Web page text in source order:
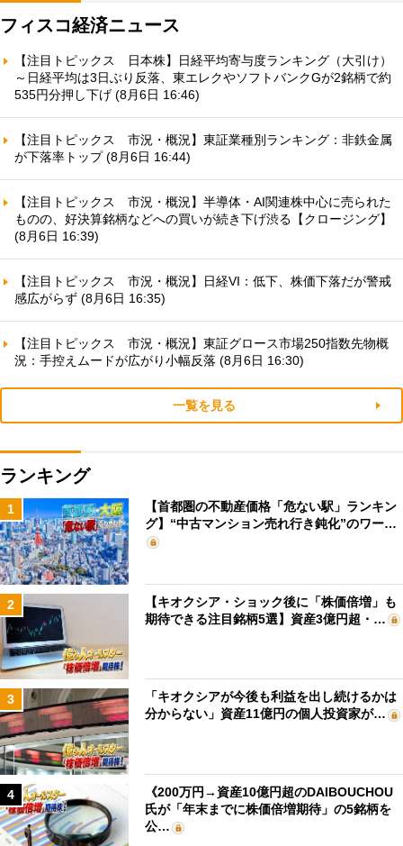
フィスコ経済ニュース
【注目トピックス 日本株】日経平均寄与度ランキング（大引け）
～日経平均は3日ぶり反落、東エレクやソフトバンクGが2銘柄で約
535円分押し下げ (8月6日 16:46)
【注目トピックス 市況・概況】東証業種別ランキング：非鉄金属
が下落率トップ (8月6日 16:44)
【注目トピックス 市況・概況】半導体・AI関連株中心に売られた
ものの、好決算銘柄などへの買いが続き下げ渋る【クロージング】
(8月6日 16:39)
【注目トピックス 市況・概況】日経VI：低下、株価下落だが警戒
感広がらず (8月6日 16:35)
【注目トピックス 市況・概況】東証グロース市場250指数先物概
況：手控えムードが広がり小幅反落 (8月6日 16:30)
一覧を見る
ランキング
1
【首都圏の不動産価格「危ない駅」ランキン
グ】“中古マンション売れ行き鈍化”のワー…
2
【キオクシア・ショック後に「株価倍増」も
期待できる注目銘柄5選】資産3億円超・…
3
「キオクシアが今後も利益を出し続けるかは
分からない」資産11億円の個人投資家が…
4
《200万円→資産10億円超のDAIBOUCHOU
氏が「年末までに株価倍増期待」の5銘柄を
公…